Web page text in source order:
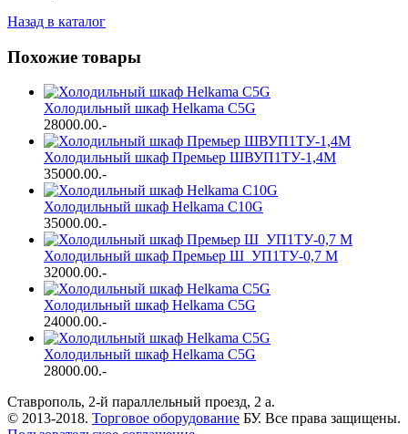
Назад в каталог
Похожие товары
Холодильный шкаф Helkama C5G
28000.00.-
Холодильный шкаф Премьер ШВУП1ТУ-1,4М
35000.00.-
Холодильный шкаф Helkama С10G
35000.00.-
Холодильный шкаф Премьер Ш_УП1ТУ-0,7 М
32000.00.-
Холодильный шкаф Helkama C5G
24000.00.-
Холодильный шкаф Helkama C5G
28000.00.-
Ставрополь, 2-й параллельный проезд, 2 a.
© 2013-2018. Торговое оборудование БУ. Все права защищены.